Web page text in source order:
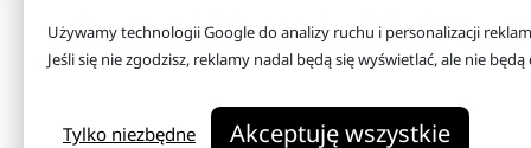
Używamy technologii Google do analizy ruchu i personalizacji
Jeśli się nie zgodzisz, reklamy nadal będą się wyświetlać, ale nie
Tylko niezbędne Akceptuję wszystkie